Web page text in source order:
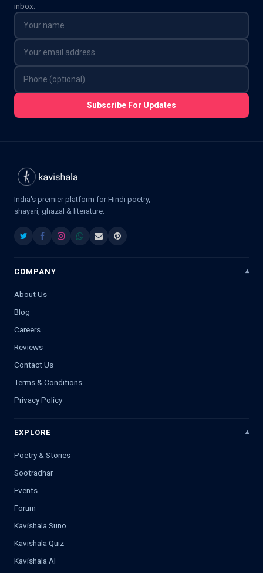
inbox.
Subscribe For Updates
India's premier platform for Hindi poetry,
shayari, ghazal & literature.
COMPANY
About Us
Blog
Careers
Reviews
Contact Us
Terms & Conditions
Privacy Policy
EXPLORE
Poetry & Stories
Sootradhar
Events
Forum
Kavishala Suno
Kavishala Quiz
Kavishala AI